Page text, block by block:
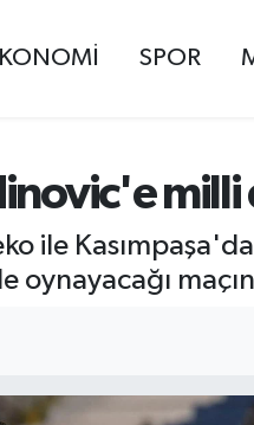
SPOR
ile
oynayacağı